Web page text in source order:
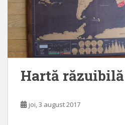
Hartă răzuibilă
joi, 3 august 2017